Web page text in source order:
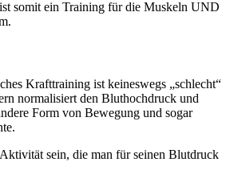
somit ein Training für die Muskeln UND
Krafttraining ist keineswegs „schlecht“
normalisiert den Bluthochdruck und
Form von Bewegung und sogar
sein, die man für seinen Blutdruck